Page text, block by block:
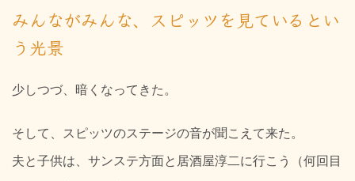
みんながみんな、スピッツを見ているとい
う光景
少しつづ、暗くなってきた。
そして、スピッツのステージの音が聞こえて来た。
夫と子供は、サンステ方面と居酒屋淳二に行こう（何回目